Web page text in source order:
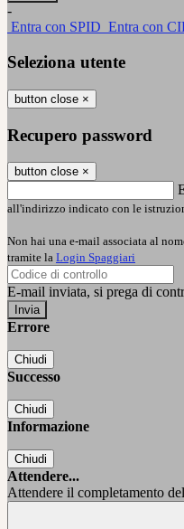
-
Entra con SPID Entra con
Seleziona utente
button close ×
Recupero password
button close ×
all'indirizzo indicato con le
Non hai una e-mail associata al
tramite la Login Spaggiari
E-mail inviata, si prega di
Errore
Chiudi
Successo
Chiudi
Informazione
Chiudi
Attendere...
Attendere il completamento